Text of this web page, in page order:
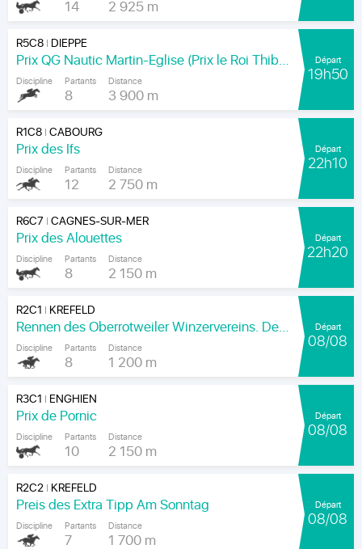
14 2 925 m
R5C8| DIEPPE
Prix QG Nautic Martin-Eglise (Prix le Roi Thibault)
Discipline Partants
8
Distance
3 900 m
Départ
19h50
R1C8|CABOURG
Prix des Ifs
Discipline Partants
12
Distance
2 750 m
Départ
22h10
R6C7 |CAGNES-SUR-MER
Prix des Alouettes
Discipline Partants
8
Distance
2 150 m
Départ
22h20
R2C1 | KREFELD
Rennen des Oberrotweiler Winzervereins. Der Klassiker Am Kaiser.
Discipline Partants
8
Distance
1 200 m
Départ
08/08
R3C1 | ENGHIEN
Prix de Pornic
Discipline Partants
10
Distance
2 150 m
Départ
08/08
R2C2| KREFELD
Preis des Extra Tipp Am Sonntag
Discipline Partants
7
Distance
1 700 m
Départ
08/08